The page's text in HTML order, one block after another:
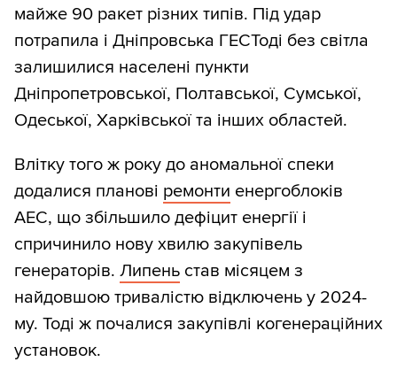
майже 90 ракет різних типів. Під удар
потрапила і Дніпровська ГЕСТоді без світла
залишилися населені пункти
Дніпропетровської, Полтавської, Сумської,
Одеської, Харківської та інших областей.
Влітку того ж року до аномальної спеки
додалися планові ремонти енергоблоків
АЕС, що збільшило дефіцит енергії і
спричинило нову хвилю закупівель
генераторів. Липень став місяцем з
найдовшою тривалістю відключень у 2024-
му. Тоді ж почалися закупівлі когенераційних
установок.